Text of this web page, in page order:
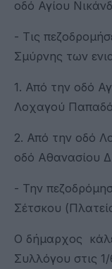
οδό Αγίου
- Τις
Σμύρνης των
1. Από την οδό
Λοχαγού
2. Από την οδό
οδό Αθανασίου
- Την
Σέτσκου
Ο δήμαρχος
Συλλόγου στις